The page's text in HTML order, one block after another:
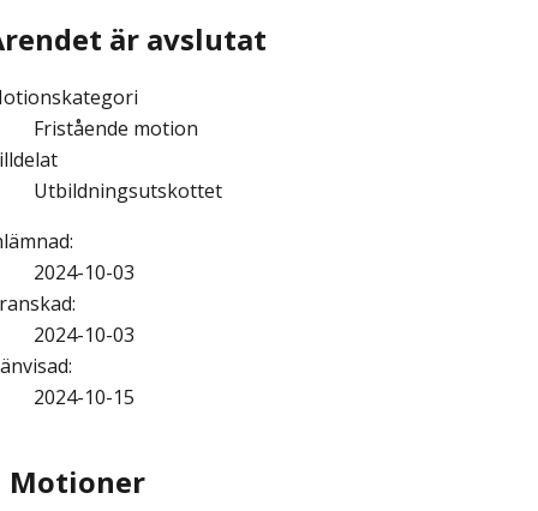
är avslutat
Fristående motion
Utbildningsutskottet
:
2024-10-03
:
2024-10-03
:
2024-10-15
Motioner